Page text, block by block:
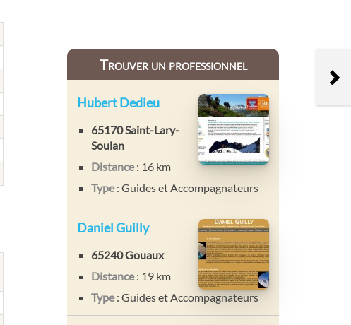
Trouver un professionnel
Hubert Dedieu
65170 Saint-Lary-
Soulan
Distance: 16 km
Type: Guides et Accompagnateurs
Daniel Guilly
65240 Gouaux
Distance: 19 km
Type: Guides et Accompagnateurs